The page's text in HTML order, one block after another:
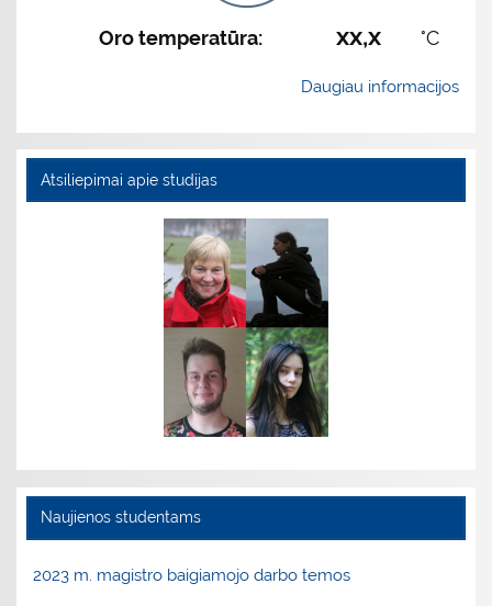
Oro temperatūra: xx,x °C
Daugiau informacijos
Atsiliepimai apie studijas
Naujienos studentams
2023 m. magistro baigiamojo darbo temos